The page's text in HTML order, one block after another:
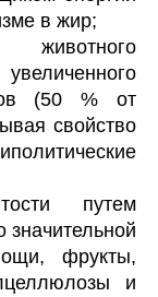
в жир;
(50 % от
свойство
путем
значительной
фрукты,
и